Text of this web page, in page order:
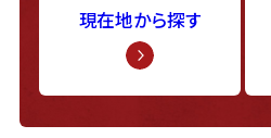
現在地から探す